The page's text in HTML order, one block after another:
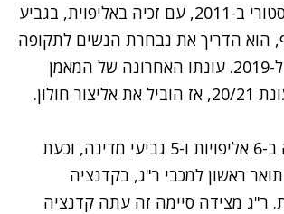
הוביל לטרבל היסטורי ב-2011, עם זכיה באליפוית, בגביע
הוא הדריך את נבחרת הנשים לתקופה
ארוכה בין 2014 ל-2019. עונתו האחרונה של המאמן
חולון.
בסה"כ ענבר זכה ב-6 אליפויות ו-5 גביעי מדינה, וכעת
ראשון למכבי ר"ג, בקדנציה
ר"ג מצידה סיימה זה עתה קדנציה